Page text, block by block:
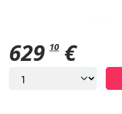
629 10 €